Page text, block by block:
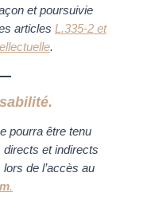
et poursuivie
articles L.335-2 et
.
pourra être tenu
et indirects
de l’accès au
.